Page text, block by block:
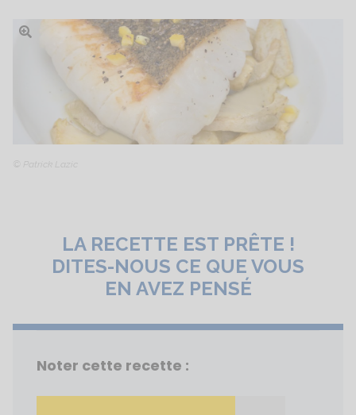
Ouvrir l'image
© Patrick Lazic
LA RECETTE EST PRÊTE !
DITES-NOUS CE QUE VOUS
EN AVEZ PENSÉ
Noter cette recette :